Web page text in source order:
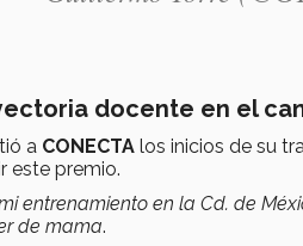
docente en el
a CONECTA los inicios de su
este premio.
entrenamiento en la Cd. de
de mama.